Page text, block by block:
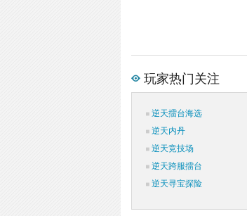
玩家热门关注
逆天擂台海选
逆天内丹
逆天竞技场
逆天跨服擂台
逆天寻宝探险